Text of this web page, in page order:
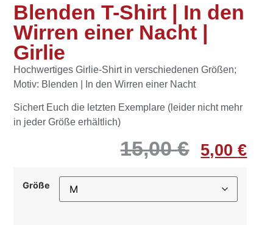
Blenden T-Shirt | In den
Wirren einer Nacht |
Girlie
Hochwertiges Girlie-Shirt in verschiedenen Größen;
Motiv: Blenden | In den Wirren einer Nacht
Sichert Euch die letzten Exemplare (leider nicht mehr
in jeder Größe erhältlich)
15,00€ 5,00€
Größe